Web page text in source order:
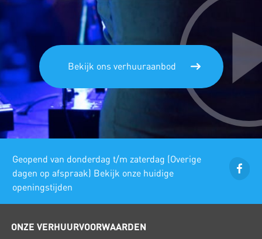
Bekijk ons verhuuraanbod
Geopend van donderdag t/m zaterdag (Overige
dagen op afspraak) Bekijk onze huidige
openingstijden
ONZE VERHUURVOORWAARDEN